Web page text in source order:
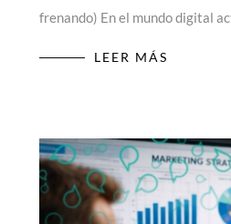
frenando) En el mundo digital
LEER MÁS